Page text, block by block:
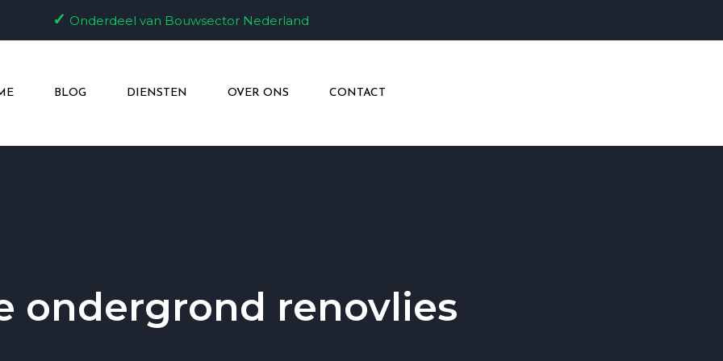
✓ Onderdeel van Bouwsector Nederland
BLOG DIENSTEN OVER ONS CONTACT
ondergrond renovlies